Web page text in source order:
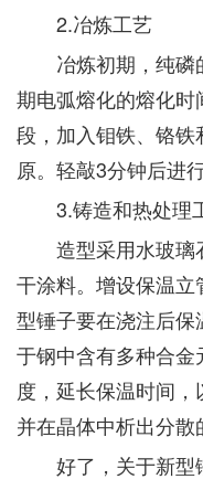
2.冶炼工艺
冶炼初期，纯磷
期电弧熔化的熔化
段，加入钼铁、铬
原。轻敲3分钟后进
3.铸造和热处理
造型采用水玻璃
干涂料。增设保温
型锤子要在浇注后
于钢中含有多种合
度，延长保温时间，
并在晶体中析出分散
好了，关于新型